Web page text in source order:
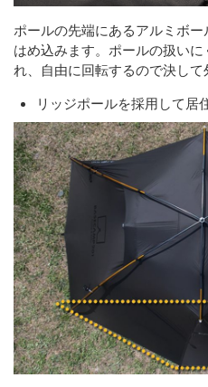
ポールの先端にあるアルミボ
はめ込みます。ポールの扱い
れ、自由に回転するので決して
リッジポールを採用して居